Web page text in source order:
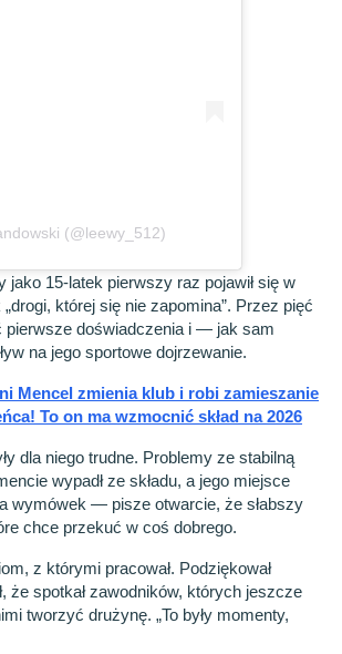
(@leewy_512)
jako 15-latek pierwszy raz pojawił się w
której się nie zapomina”. Przez pięć
pierwsze doświadczenia i — jak sam
na jego sportowe dojrzewanie.
Mencel zmienia klub i robi zamieszanie
To on ma wzmocnić skład na 2026
dla niego trudne. Problemy ze stabilną
wypadł ze składu, a jego miejsce
wymówek — pisze otwarcie, że słabszy
chce przekuć w coś dobrego.
z którymi pracował. Podziękował
że spotkał zawodników, których jeszcze
tworzyć drużynę. „To były momenty,